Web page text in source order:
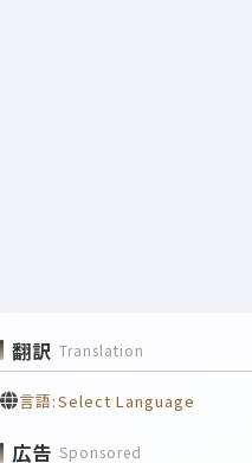
翻訳 Translation
言語:Select Language
広告 Sponsored